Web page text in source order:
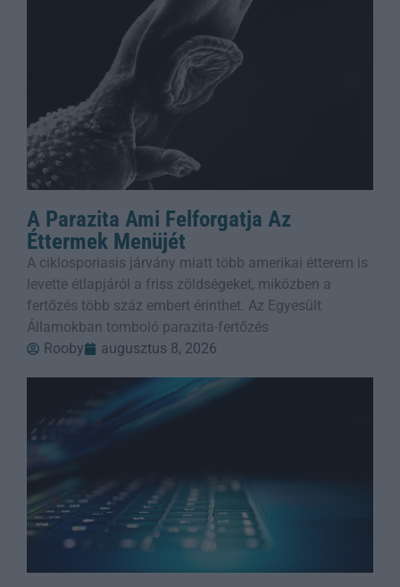
A Parazita Ami Felforgatja Az
Éttermek Menüjét
A ciklosporiasis járvány miatt több amerikai étterem is
levette étlapjáról a friss zöldségeket, miközben a
fertőzés több száz embert érinthet. Az Egyesült
Államokban tomboló parazita-fertőzés
Rooby
augusztus 8, 2026